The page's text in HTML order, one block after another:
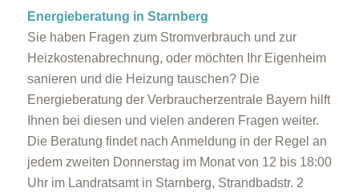
Energieberatung in Starnberg
Sie haben Fragen zum Stromverbrauch und zur
Heizkostenabrechnung, oder möchten Ihr Eigenheim
sanieren und die Heizung tauschen? Die
Energieberatung der Verbraucherzentrale Bayern hilft
Ihnen bei diesen und vielen anderen Fragen weiter.
Die Beratung findet nach Anmeldung in der Regel an
jedem zweiten Donnerstag im Monat von 12 bis 18:00
Uhr im Landratsamt in Starnberg, Strandbadstr. 2